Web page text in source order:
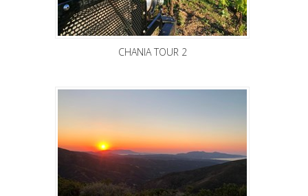
CHANIA TOUR 2